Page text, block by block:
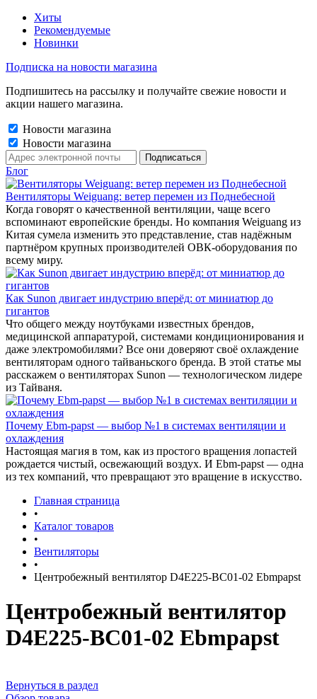
Хиты
Рекомендуемые
Новинки
Подписка на новости магазина
Подпишитесь на рассылку и получайте свежие новости и
акции нашего магазина.
Новости магазина
Новости магазина
Блог
Вентиляторы Weiguang: ветер перемен из Поднебесной
Когда говорят о качественной вентиляции, чаще всего
вспоминают европейские бренды. Но компания Weiguang из
Китая сумела изменить это представление, став надёжным
партнёром крупных производителей ОВК-оборудования по
всему миру.
Как Sunon двигает индустрию вперёд: от миниатюр до
гигантов
Что общего между ноутбуками известных брендов,
медицинской аппаратурой, системами кондиционирования и
даже электромобилями? Все они доверяют своё охлаждение
вентиляторам одного тайваньского бренда. В этой статье мы
расскажем о вентиляторах Sunon — технологическом лидере
из Тайваня.
Почему Ebm-papst — выбор №1 в системах вентиляции и
охлаждения
Настоящая магия в том, как из простого вращения лопастей
рождается чистый, освежающий воздух. И Ebm-papst — одна
из тех компаний, что превращают это вращение в искусство.
Главная страница
•
Каталог товаров
•
Вентиляторы
•
Центробежный вентилятор D4E225-BC01-02 Ebmpapst
Центробежный вентилятор
D4E225-BC01-02 Ebmpapst
Вернуться в раздел